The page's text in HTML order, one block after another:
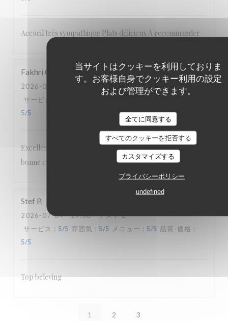
当サイトはクッキーを利用しておりま
す。お客様自身でクッキー利用の設定
および管理ができます。
全てに同意する
すべてのクッキーを拒否する
カスタマイズする
プライバシーポリシー
undefined
Accueil très sympathique Plats délicieux À recommander
Fakhri O
2026-07-08
- 19:45 - ゲスト 2
サービス
5/5
Excellent accueil Cadre agréable et authentique Très
bonne cuisine Personnel attentionné et sympathique
Stef P
2026-07-04- 19:00 - ゲスト 2
サービス : 5/5 雰囲気 : 5/5 メニュー : 5/5 品質-価格 :
5/5
Top beleving
1 2 3